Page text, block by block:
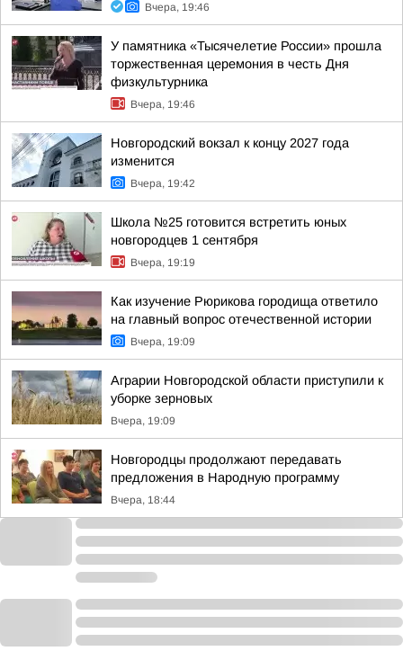
Вчера, 19:46
У памятника «Тысячелетие России» прошла
торжественная церемония в честь Дня
физкультурника
Вчера, 19:46
Новгородский вокзал к концу 2027 года
изменится
Вчера, 19:42
Школа №25 готовится встретить юных
новгородцев 1 сентября
Вчера, 19:19
Как изучение Рюрикова городища ответило
на главный вопрос отечественной истории
Вчера, 19:09
Аграрии Новгородской области приступили к
уборке зерновых
Вчера, 19:09
Новгородцы продолжают передавать
предложения в Народную программу
Вчера, 18:44